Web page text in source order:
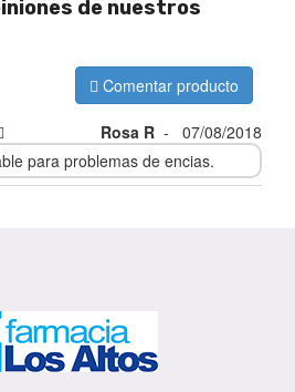
de nuestros
Comentar producto
Rosa R -
07/08/2018
para problemas de encias.